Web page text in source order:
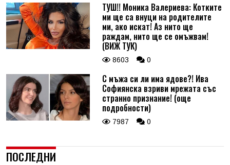
ТУШ!! Моника Валериева: Котките
ми ще са внуци на родителите
ми, ако искат! Аз нито ще
раждам, нито ще се омъжвам!
(ВИЖ ТУК)
8603 0
С мъжа си ли има ядове?! Ива
Софиянска взриви мрежата със
странно признание! (още
подробности)
7987 0
ПОСЛЕДНИ